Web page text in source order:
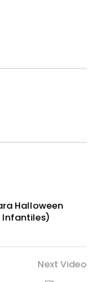
Halloween
Infantiles)
Next Video